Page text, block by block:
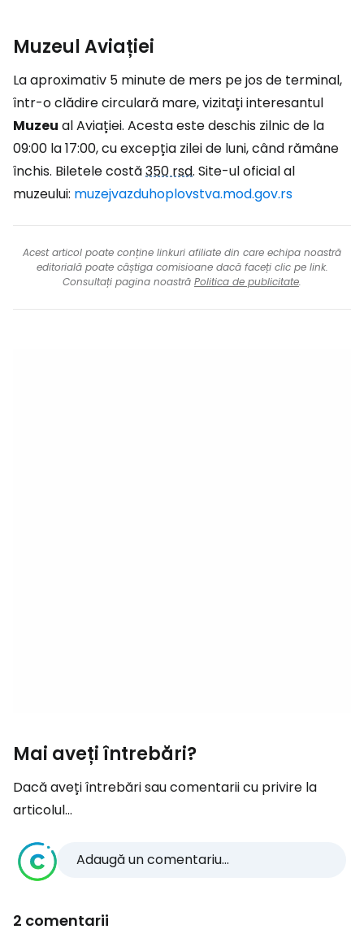
Muzeul Aviației
La aproximativ 5 minute de mers pe jos de terminal,
într-o clădire circulară mare, vizitați interesantul
Muzeu al Aviației. Acesta este deschis zilnic de la
09:00 la 17:00, cu excepția zilei de luni, când rămâne
închis. Biletele costă350 rsd. Site-ul oficial al
muzeului: muzejvazduhoplovstva.mod.gov.rs
Acest articol poate conține linkuri afiliate din care echipa noastră
editorială poate câștiga comisioane dacă faceți clic pe link.
Consultați pagina noastră Politica de publicitate.
Mai aveți întrebări?
Dacă aveți întrebări sau comentarii cu privire la
articolul...
Adaugă un comentariu...
2 comentarii